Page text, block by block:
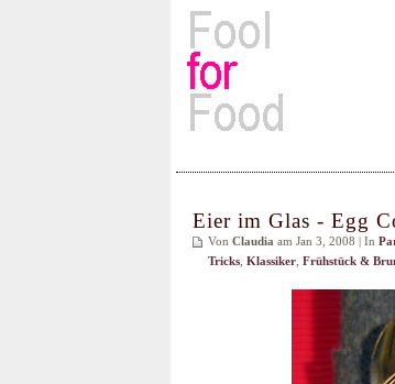
Eier im Glas - Egg
Von Claudia am Jan 3, 2008 | In
Tricks Klassiker Frühstück &